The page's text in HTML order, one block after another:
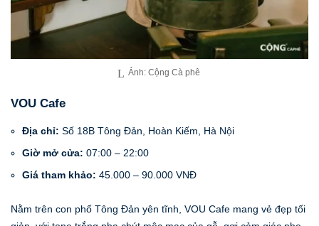
Ảnh: Cộng Cà phê
VOU Cafe
Địa chỉ: Số 18B Tông Đản, Hoàn Kiếm, Hà Nội
Giờ mở cửa: 07:00 – 22:00
Giá tham khảo: 45.000 – 90.000 VNĐ
Nằm trên con phố Tông Đản yên tĩnh, VOU Cafe mang vẻ đẹp tối